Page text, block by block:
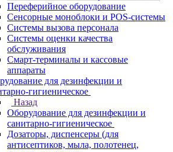
Переферийное оборудование
Сенсорные моноблоки и POS-системы
Системы вызова персонала
Системы оценки качества
обслуживания
Смарт-терминалы и кассовые
аппараты
для дезинфекции и
гигиеническое
Назад
Оборудование для дезинфекции и
санитарно-гигиеническое
Дозаторы, диспенсеры (для
антисептиков, мыла, полотенец,